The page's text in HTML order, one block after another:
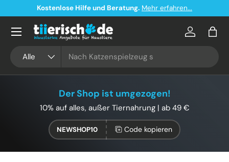
Direkt zum Inhalt
Kostenlose Hilfe und Beratung. Mehr erfahren...
Alle
Konto
Der Shop ist umgezogen!
10% auf alles, außer Tiernahrung | ab 49 €
NEWSHOP10 Code kopieren